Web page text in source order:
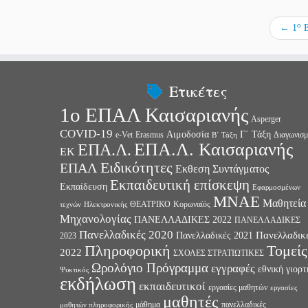
← 1 o
Ετικέτες
1ο ΕΠΑΛ Καισαριανής Asperger
COVID-19 e-Vet Erasmus Αιμοδοσία Β΄ Τάξη Γ΄ Τάξη
ΕΚ ΕΠΑ.Λ.ΕΠΑ.Λ. Καισαριανής
ΕΠΑΛ Ειδικότητες Εκθεση Συντάγματος
Εκπαίδευση Εκπαιδευτική επίσκεψη Εφαρμοσμένων
τεχνών Ηλεκτρονικής ΘΕΑΤΡΙΚΟ Κορωναϊός ΜΝΑΕ Μαθητεία
Μηχανολογίας ΠΑΝΕΛΛΑΔΙΚΕΣ 2022 ΠΑΝΕΛΛΑΔΙΚΕΣ
2023 Πανελλαδικές 2020 Πανελλαδικές 2021
2022 Πληροφορική ΣΧΟΛΕΣ ΣΤΡΑΤΙΩΤΙΚΕΣ Τομείς
Ψυκτικός Ωρολόγιο Πρόγραμμα εγγραφές εθνική
εκδήλωση εκπαιδευτικοί εργασίες μαθητών εργασίες
μαθητών πληροφορικής μάθημα μαθητές πανελλαδικές